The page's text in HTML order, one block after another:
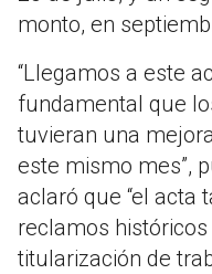
monto, en
“Llegamos a este
fundamental que
tuvieran una
este mismo mes”,
aclaró que “el acta
reclamos
titularización de